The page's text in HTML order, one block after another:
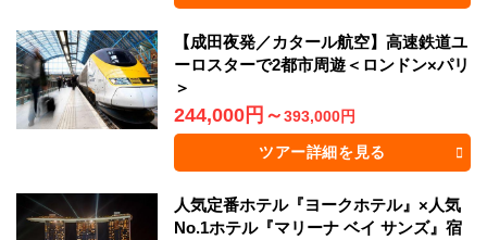
【成田夜発／カタール航空】高速鉄道ユ
ーロスターで2都市周遊＜ロンドン×パリ
＞
244,000円 ～393,000円
ツアー詳細を見る
人気定番ホテル『ヨークホテル』×人気
No.1ホテル『マリーナ ベイ サンズ』宿